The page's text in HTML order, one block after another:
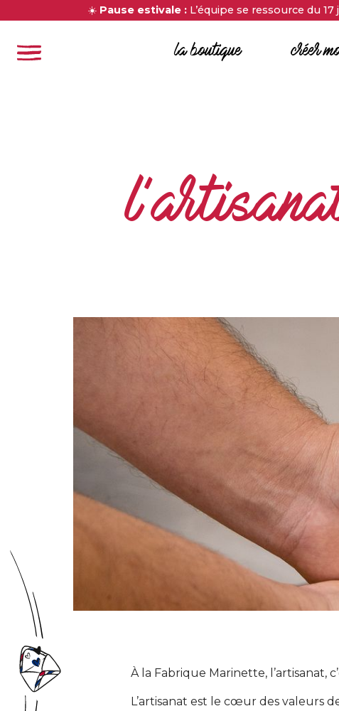
☀️ Pause estivale : L’équipe se ressource du
la boutique créer
À la Fabrique Marinette, l’artisanat,
L’artisanat est le cœur des valeurs